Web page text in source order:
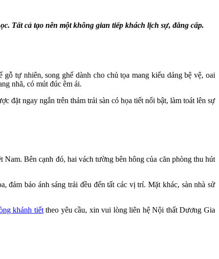
Tất cả tạo nên một không gian tiếp khách lịch sự, đẳng cấp.
tự nhiên, song ghế dành cho chủ tọa mang kiểu dáng bệ vệ, oai
nhã, có mút đúc êm ái.
đặt ngay ngắn trên thảm trải sàn có họa tiết nổi bật, làm toát lên sự
Bên cạnh đó, hai vách tường bên hông của căn phòng thu hút
đảm bảo ánh sáng trải đều đến tất các vị trí. Mặt khác, sàn nhà sử
khánh tiếttheo yêu cầu, xin vui lòng liên hệ Nội thất Dương Gia